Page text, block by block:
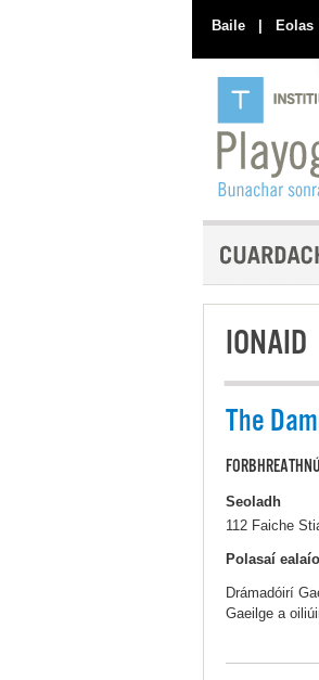
Baile | Eolas
IONAID
The
FORBHREATHNÚ
Seoladh
112 Faiche
Polasaí
Drámadóirí
Gaeilge a